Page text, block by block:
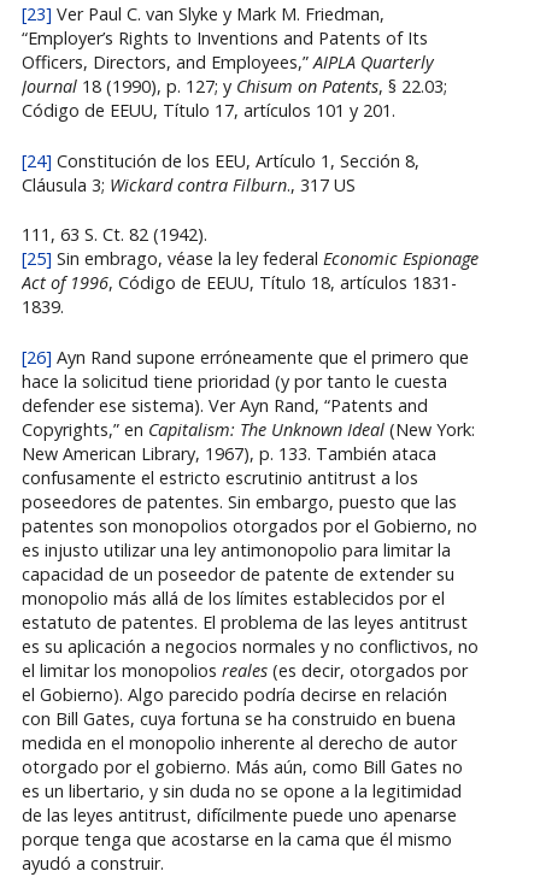
[23] Ver Paul C. van Slyke y Mark M. Friedman,
“Employer’s Rights to Inventions and Patents of Its
Officers, Directors, and Employees,”AIPLA Quarterly
Journal18 (1990), p. 127; y Chisum on Patents, § 22.03;
Código de EEUU, Título 17, artículos 101 y 201.
[24] Constitución de los EEU, Artículo 1, Sección 8,
Cláusula 3; Wickard contra Filburn., 317 US
111, 63 S. Ct. 82 (1942).
[25] Sin embrago, véase la ley federal Economic Espionage
Act of 1996, Código de EEUU, Título 18, artículos 1831-
1839.
[26] Ayn Rand supone erróneamente que el primero que
hace la solicitud tiene prioridad (y por tanto le cuesta
defender ese sistema). Ver Ayn Rand, “Patents and
Copyrights,” en Capitalism: The Unknown Ideal(New York:
New American Library, 1967), p. 133. También ataca
confusamente el estricto escrutinio antitrust a los
poseedores de patentes. Sin embargo, puesto que las
patentes son monopolios otorgados por el Gobierno, no
es injusto utilizar una ley antimonopolio para limitar la
capacidad de un poseedor de patente de extender su
monopolio más allá de los límites establecidos por el
estatuto de patentes. El problema de las leyes antitrust
es su aplicación a negocios normales y no conflictivos, no
el limitar los monopolios reales(es decir, otorgados por
el Gobierno). Algo parecido podría decirse en relación
con Bill Gates, cuya fortuna se ha construido en buena
medida en el monopolio inherente al derecho de autor
otorgado por el gobierno. Más aún, como Bill Gates no
es un libertario, y sin duda no se opone a la legitimidad
de las leyes antitrust, difícilmente puede uno apenarse
porque tenga que acostarse en la cama que él mismo
ayudó a construir.